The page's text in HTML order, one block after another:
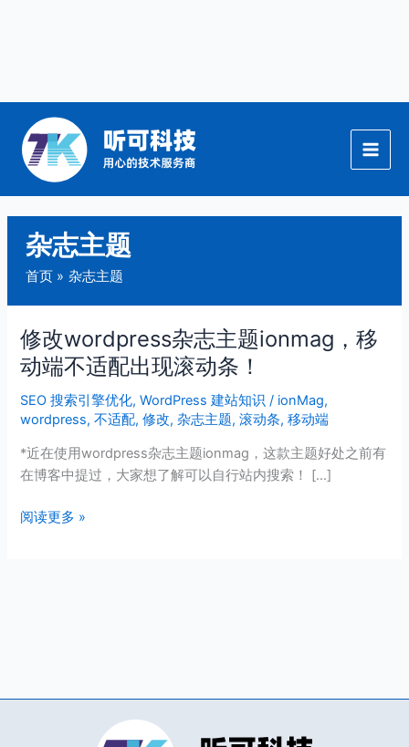
杂志主题
首页 杂志主题
修改wordpress杂志主题ionmag，移
动端不适配出现滚动条！
SEO 搜索引擎优化,WordPress 建站知识 / ionMag,
wordpress,不适配,修改,杂志主题,滚动条,移动端
*近在使用wordpress杂志主题ionmag，这款主题好处之前有
在博客中提过，大家想了解可以自行站内搜索！ […]
修
改
wordpress
杂
志
主
题
移
阅读更多 »